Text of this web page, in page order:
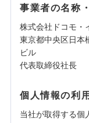
事業者の名称
株式会社ドコモ・
東京都中央区日
ビル
代表取締役社長
個人情報の利
当社が取得する個